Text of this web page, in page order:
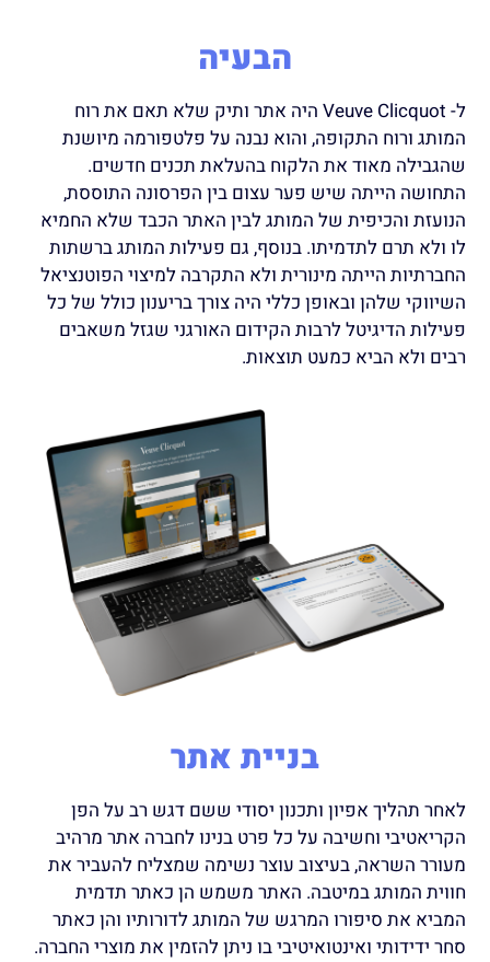
הבעיה
ל- Veuve Clicquot היה אתר ותיק שלא תאם את רוח
המותג ורוח התקופה, והוא נבנה על פלטפורמה מיושנת
שהגבילה מאוד את הלקוח בהעלאת תכנים חדשים.
התחושה הייתה שיש פער עצום בין הפרסונה התוססת,
הנועזת והכיפית של המותג לבין האתר הכבד שלא החמיא
לו ולא תרם לתדמיתו. בנוסף, גם פעילות המותג ברשתות
החברתיות הייתה מינורית ולא התקרבה למיצוי הפוטנציאל
השיווקי שלהן ובאופן כללי היה צורך בריענון כולל של כל
פעילות הדיגיטל לרבות הקידום האורגני שגזל משאבים
רבים ולא הביא כמעט תוצאות.
בניית אתר
לאחר תהליך אפיון ותכנון יסודי ששם דגש רב על הפן
הקריאטיבי וחשיבה על כל פרט בנינו לחברה אתר מרהיב
מעורר השראה, בעיצוב עוצר נשימה שמצליח להעביר את
חווית המותג במיטבה. האתר משמש הן כאתר תדמית
המביא את סיפורו המרגש של המותג לדורותיו והן כאתר
סחר ידידותי ואינטואיטיבי בו ניתן להזמין את מוצרי החברה.